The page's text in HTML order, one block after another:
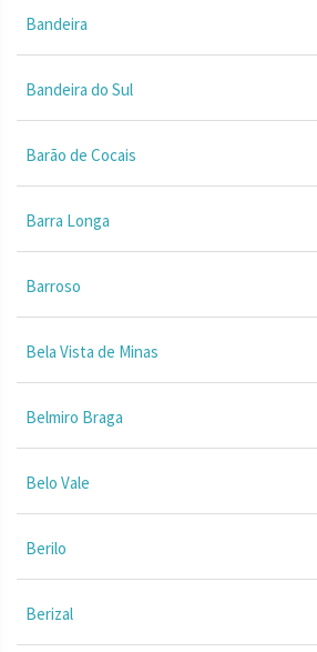
Bandeira
Bandeira do Sul
Barão de Cocais
Barra Longa
Barroso
Bela Vista de Minas
Belmiro Braga
Belo Vale
Berilo
Berizal